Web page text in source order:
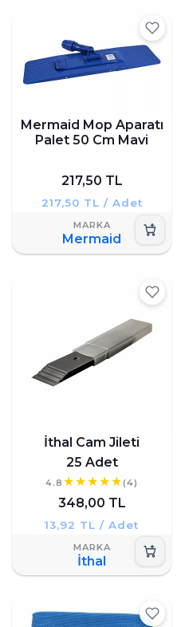
Mermaid Mop Aparatı
Palet 50 Cm Mavi
217,50 TL
217,50 TL / Adet
Mermaid
İthal Cam Jileti
25 Adet
4.8 (4)
348,00 TL
13,92 TL / Adet
İthal